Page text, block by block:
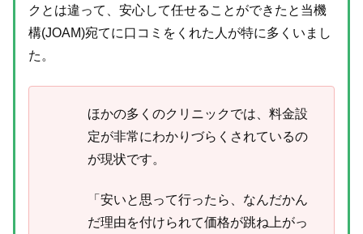
クとは違って、安心して任せることができたと当機
構(JOAM)宛てに口コミをくれた人が特に多くいまし
た。
ほかの多くのクリニックでは、料金設
定が非常にわかりづらくされているの
が現状です。
「安いと思って行ったら、なんだかん
だ理由を付けられて価格が跳ね上がっ